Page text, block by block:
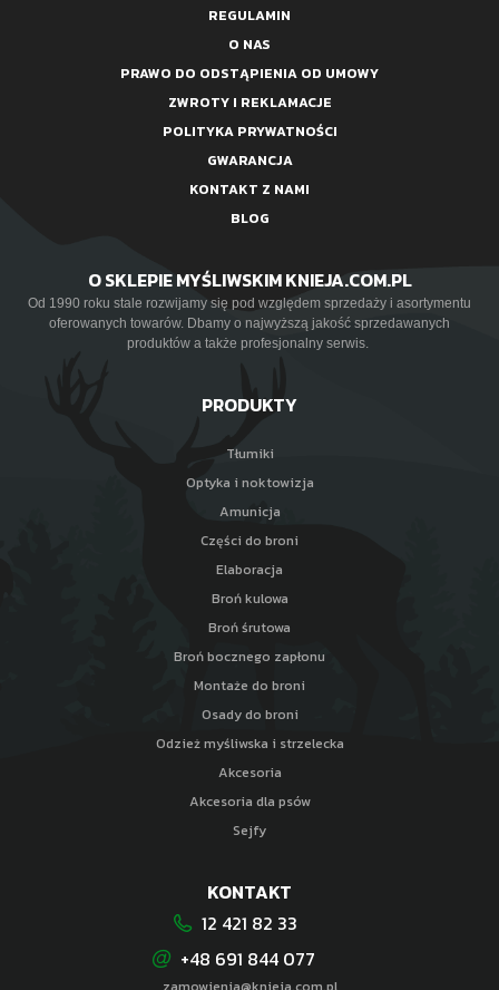
REGULAMIN
O NAS
PRAWO DO ODSTĄPIENIA OD UMOWY
ZWROTY I REKLAMACJE
POLITYKA PRYWATNOŚCI
GWARANCJA
KONTAKT Z NAMI
BLOG
O SKLEPIE MYŚLIWSKIM KNIEJA.COM.PL
Od 1990 roku stale rozwijamy się pod względem sprzedaży i asortymentu
oferowanych towarów. Dbamy o najwyższą jakość sprzedawanych
produktów a także profesjonalny serwis.
PRODUKTY
Tłumiki
Optyka i noktowizja
Amunicja
Części do broni
Elaboracja
Broń kulowa
Broń śrutowa
Broń bocznego zapłonu
Montaże do broni
Osady do broni
Odzież myśliwska i strzelecka
Akcesoria
Akcesoria dla psów
Sejfy
KONTAKT
12 421 82 33
+48 691 844 077